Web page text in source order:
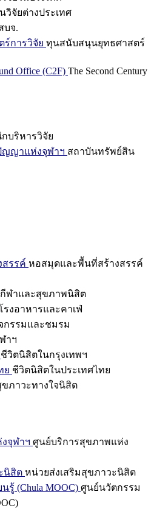
วิจัยต่างประเทศ
บจ.
การวิจัย ทุนสนับสนุนยุทธศาสตร์
Office (C2F) The Second Century
บริหารวิจัย
ญญาแห่งจุฬาฯ สถาบันทรัพย์สิน
รรค์ หอสมุดและพื้นที่สร้างสรรค์
กีฬาและสุขภาพนิสิต
รงอาหารและคาเฟ่
กรรมและชมรม
าฯ
ชีวิตนิสิตในกรุงเทพฯ
ย ชีวิตนิสิตในประเทศไทย
ขภาวะทางใจนิสิต
จุฬาฯ ศูนย์บริการสุขภาพแห่ง
นิสิต หน่วยส่งเสริมสุขภาวะนิสิต
รู้ (Chula MOOC) ศูนย์นวัตกรรม